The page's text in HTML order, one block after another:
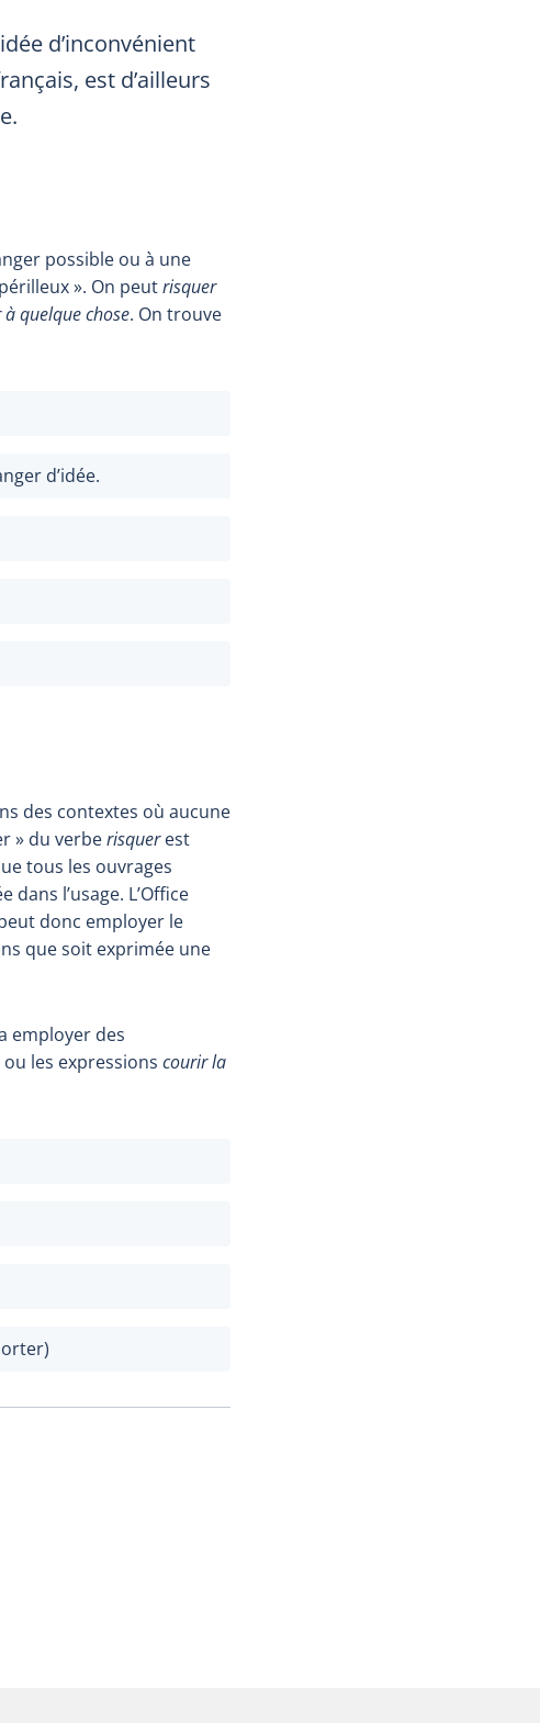
d’inconvénient
est d’ailleurs
possible ou à une
». On peutrisquer
quelque chose. On trouve
d’idée.
des contextes où aucune
» du verberisquerest
tous les ouvrages
l’usage. L’Office
donc employer le
que soit exprimée une
employer des
les expressions courir la